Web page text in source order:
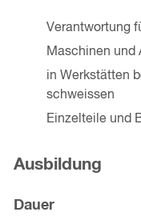
Verantwortung
Maschinen und
in Werkstätten
schweissen
Einzelteile und
Ausbildung
Dauer